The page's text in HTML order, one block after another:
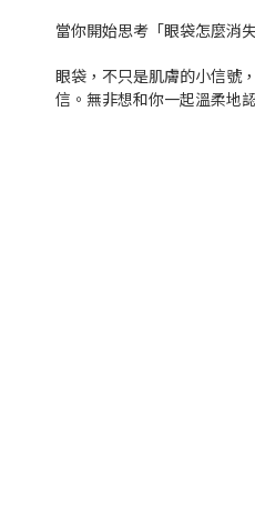
當你開始思考「眼袋怎麼消
眼袋，不只是肌膚的小信號
信。無非想和你一起溫柔地